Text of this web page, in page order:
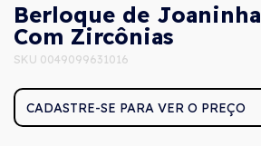
Berloque de Joaninha
Com Zircônias
SKU 0049099631016
CADASTRE-SE PARA VER O PREÇO